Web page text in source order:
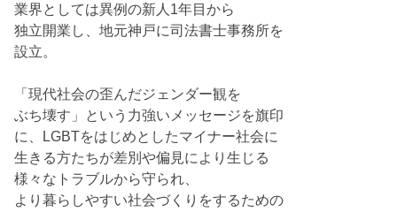
業界としては異例の新人1年目から
独立開業し、地元神戸に司法書士事務所を
設立。
「現代社会の歪んだジェンダー観を
ぶち壊す」という力強いメッセージを旗印
に、LGBTをはじめとしたマイナー社会に
生きる方たちが差別や偏見により生じる
様々なトラブルから守られ、
より暮らしやすい社会づくりをするための